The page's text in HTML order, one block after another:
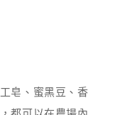
皂、蜜黑豆、香